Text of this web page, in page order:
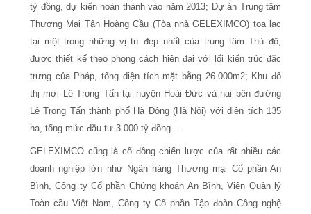
tỷ đồng, dự kiến hoàn thành vào năm 2013; Dự án Trung tâm
Thương Mại Tân Hoàng Cầu (Tòa nhà GELEXIMCO) tọa lạc
tại một trong những vị trí đẹp nhất của trung tâm Thủ đô,
được thiết kế theo phong cách hiện đại với lối kiến trúc đặc
trưng của Pháp, tổng diện tích mặt bằng 26.000m2; Khu đô
thị mới Lê Trọng Tấn tại huyện Hoài Đức và hai bên đường
Lê Trọng Tấn thành phố Hà Đông (Hà Nội) với diện tích 135
ha, tổng mức đầu tư 3.000 tỷ đồng…
GELEXIMCO cũng là cổ đông chiến lược của rất nhiều các
doanh nghiệp lớn như Ngân hàng Thương mại Cổ phần An
Bình, Công ty Cổ phần Chứng khoán An Bình, Viện Quản lý
Toàn cầu Việt Nam, Công ty Cổ phần Tập đoàn Công nghệ